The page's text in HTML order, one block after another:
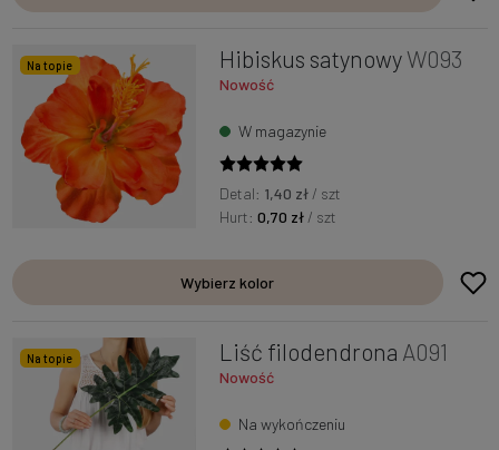
Na topie Hibiskus satynowyW093
Nowość
W magazynie
Detal: 1,40 zł / szt
Hurt:0,70 zł / szt
Wybierz kolor
Na topie Liść filodendrona A091
Nowość
Na wykończeniu